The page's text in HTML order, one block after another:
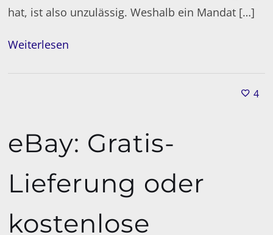
hat, ist also unzulässig. Weshalb ein Mandat […]
Weiterlesen
4
eBay: Gratis-
Lieferung oder
kostenlose